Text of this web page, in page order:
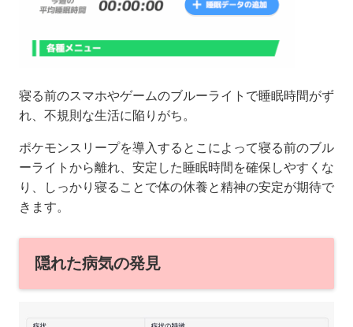
寝る前のスマホやゲームのブルーライトで睡眠時間がず
れ、不規則な生活に陥りがち。
ポケモンスリープを導入するとこによって寝る前のブル
ーライトから離れ、安定した睡眠時間を確保しやすくな
り、しっかり寝ることで体の休養と精神の安定が期待で
きます。
隠れた病気の発見